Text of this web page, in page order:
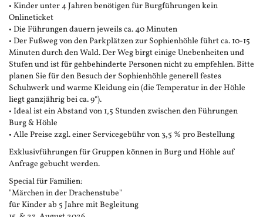
• Kinder unter 4 Jahren benötigen für Burgführungen kein
Onlineticket
• Die Führungen dauern jeweils ca. 40 Minuten
• Der Fußweg von den Parkplätzen zur Sophienhöhle führt ca. 10-15
Minuten durch den Wald. Der Weg birgt einige Unebenheiten und
Stufen und ist für gehbehinderte Personen nicht zu empfehlen. Bitte
planen Sie für den Besuch der Sophienhöhle generell festes
Schuhwerk und warme Kleidung ein (die Temperatur in der Höhle
liegt ganzjährig bei ca. 9°).
• Ideal ist ein Abstand von 1,5 Stunden zwischen den Führungen
Burg & Höhle
• Alle Preise zzgl. einer Servicegebühr von 3,5 % pro Bestellung
Exklusivführungen für Gruppen können in Burg und Höhle auf
Anfrage gebucht werden.
Special für Familien:
"Märchen in der Drachenstube"
für Kinder ab 5 Jahre mit Begleitung